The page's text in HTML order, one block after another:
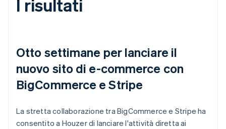
I risultati
Otto settimane per lanciare il
nuovo sito di e-commerce con
BigCommerce e Stripe
La stretta collaborazione tra BigCommerce e Stripe ha
consentito a Houzer di lanciare l'attività diretta ai